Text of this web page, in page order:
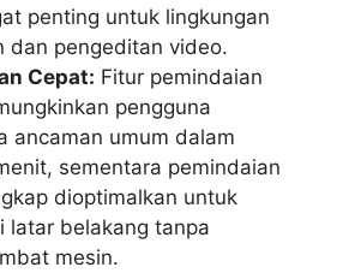
penting untuk lingkungan
dan pengeditan video.
Cepat: Fitur pemindaian
pengguna
ancaman umum dalam
sementara pemindaian
dioptimalkan untuk
latar belakang tanpa
mesin.